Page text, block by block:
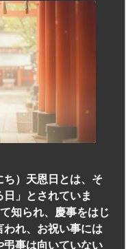
）天恩日とは、そ
」とされていま
知られ、慶事をはじ
れ、お祝い事には
弔事は向いていない